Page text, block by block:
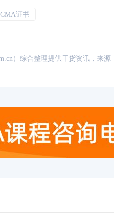
CMA证书
）综合整理提供干货资讯，来